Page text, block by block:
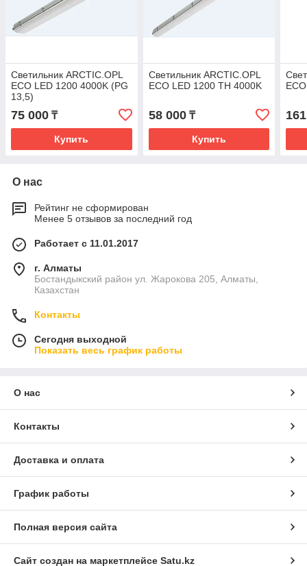
Светильник ARCTIC.OPL
ECO LED 1200 4000K (PG
13,5)
75 000 ₸
Купить
Светильник ARCTIC.OPL
ECO LED 1200 TH 4000K
58 000₸
Купить
О нас
Рейтинг не сформирован
Менее 5 отзывов за последний год
Работает с 11.01.2017
г. Алматы
Бостандыкский район ул. Жарокова 205, Алматы,
Казахстан
Контакты
Сегодня выходной
Показать весь график работы
О нас
Контакты
Доставка и оплата
График работы
Полная версия сайта
Сайт создан на маркетплейсе Satu.kz